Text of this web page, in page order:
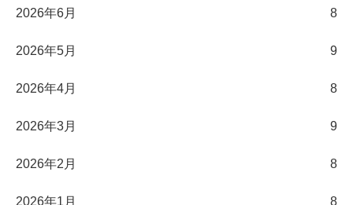
2026年6月 8
2026年5月 9
2026年4月 8
2026年3月 9
2026年2月 8
2026年1月 8